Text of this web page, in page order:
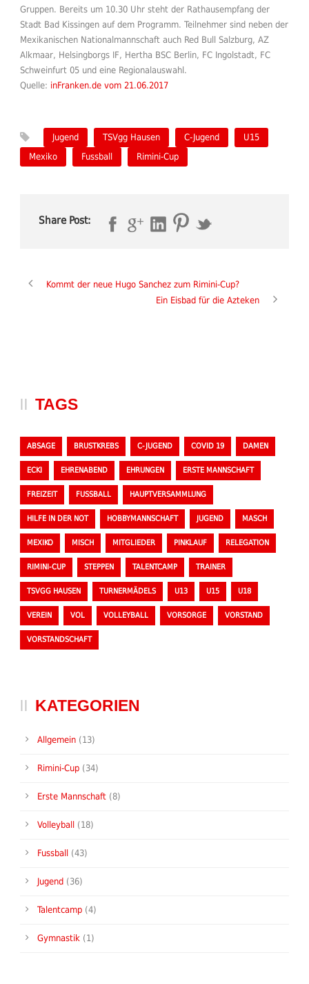
Gruppen. Bereits um 10.30 Uhr steht der Rathausempfang der
Stadt Bad Kissingen auf dem Programm. Teilnehmer sind neben der
Mexikanischen Nationalmannschaft auch Red Bull Salzburg, AZ
Alkmaar, Helsingborgs IF, Hertha BSC Berlin, FC Ingolstadt, FC
Schweinfurt 05 und eine Regionalauswahl.
Quelle: inFranken.de vom 21.06.2017
Jugend TSVgg Hausen C-Jugend
U15
Mexiko
Fussball Rimini-Cup
Share Post:
Kommt der neue Hugo Sanchez zum Rimini-Cup?
Ein Eisbad für die Azteken
TAGS
ABSAGE BRUSTKREBS C-JUGEND COVID 19 DAMEN
ECKI EHRENABEND EHRUNGEN ERSTE MANNSCHAFT
FREIZEIT FUSSBALL HAUPTVERSAMMLUNG
HILFE IN DER NOT HOBBYMANNSCHAFT JUGEND MASCH
MEXIKO MISCH MITGLIEDER PINKLAUF RELEGATION
RIMINI-CUP STEPPEN TALENTCAMP TRAINER
TSVGG HAUSEN TURNERMÄDELS U13 U15 U18
VEREIN VOL VOLLEYBALL VORSORGE VORSTAND
VORSTANDSCHAFT
KATEGORIEN
Allgemein (13)
Rimini-Cup (34)
Erste Mannschaft (8)
Volleyball (18)
Fussball (43)
Jugend (36)
Talentcamp (4)
Gymnastik (1)